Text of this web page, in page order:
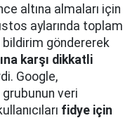
altına almaları için
aylarında toplam
bildirim göndererek
karşı dikkatli
Google,
veri
fidye için